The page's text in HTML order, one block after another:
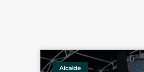
Alcalde